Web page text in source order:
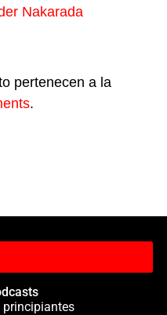
Nakarada
pertenecen a la
.